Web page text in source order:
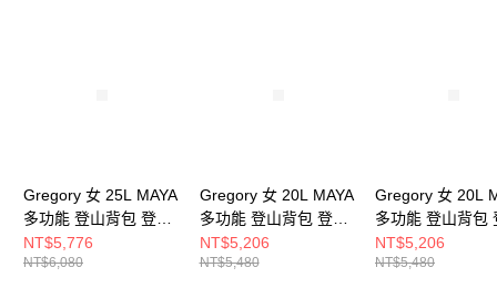
Gregory 女 25L MAYA
多功能 登山背包 登山
包 風暴藍
NT$5,776
NT$6,080
Gregory 女 20L MAYA
多功能 登山背包 登山
包 鳶尾紅
NT$5,206
NT$5,480
Gregory 女 20L
多功能 登山背包
包 夕陽灰
NT$5,206
NT$5,480